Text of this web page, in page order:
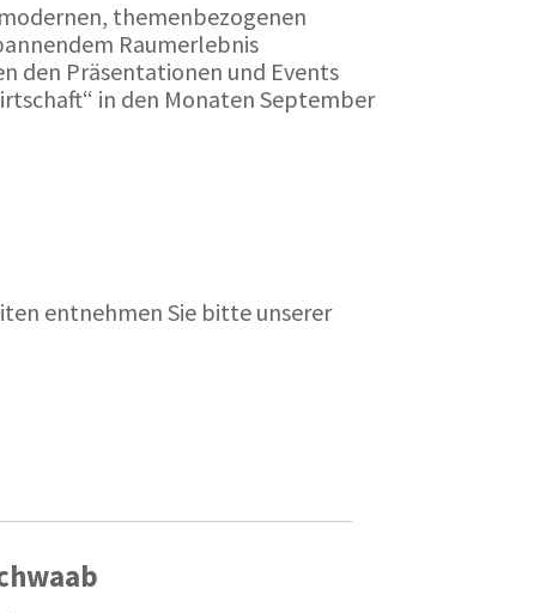
themenbezogenen
Raumerlebnis
den Präsentationen und Events
in den Monaten September
entnehmen Sie bitte unserer